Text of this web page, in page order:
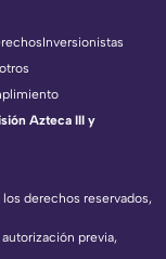
los derechos reservados,
previa,
Inversionistas
Azteca III y